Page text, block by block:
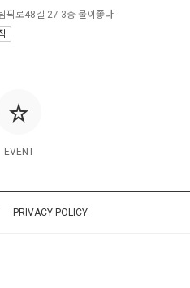
EVENT
픽로48길 27 3층 물이좋다
PRIVACY POLICY